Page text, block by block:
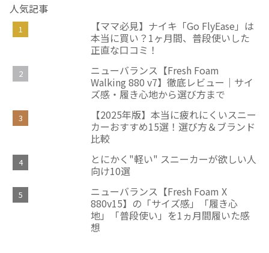
人気記事
【ママ必見】ナイキ「Go FlyEase」は
本当に買い？1ヶ月間、普段使いした
正直な口コミ！
ニューバランス【Fresh Foam
Walking 880 v7】徹底レビュー｜サイ
ズ感・履き心地から選び方まで
【2025年版】本当に疲れにくいスニー
カーおすすめ15選！選び方＆ブランド
比較
とにかく"軽い" スニーカーが欲しい人
向け10選
ニューバランス【Fresh Foam X
880v15】の「サイズ感」「履き心
地」「普段使い」を1ヵ月間履いた感
想